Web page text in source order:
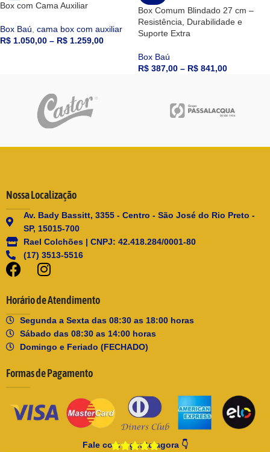
Box com Cama Auxiliar
Box Baú, cama box com auxiliar
R$ 1.050,00 – R$ 1.259,00
Box Comum Blindado 27 cm –
Resistência, Durabilidade e
Suporte Extra
Box Baú
R$ 387,00 – R$ 841,00
Nossa Localização
Av. Bady Bassitt, 3355 - Centro - São José do Rio Preto -
SP, 15015-700
Rael Colchões | CNPJ: 42.418.284/0001-80
(17) 3513-5516
Horário de Atendimento
Segunda a Sexta das 08:30 as 18:00 horas
Sábado das 08:30 as 14:00 horas
Domingo e Feriado (FECHADO)
Formas de Pagamento
Fale com a gente agora 👇